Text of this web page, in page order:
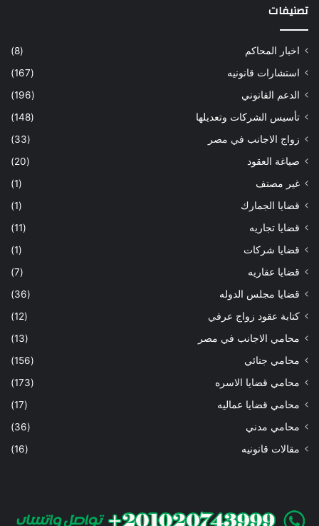
تصنيفات
اخبار المحاكم
(8)
استشارات قانونيه
(167)
الدعم القانوني
(196)
تأسيس الشركات وتعديلها
(148)
زواج الاجانب في مصر
(33)
صياغة العقود
(20)
غير مصنف
(1)
قضايا الجمارك
(1)
قضايا تجاريه
(11)
قضايا شركات
(1)
قضايا عقاريه
(7)
قضايا مجلس الدوله
(36)
كتابة عقود زواج عرفي
(12)
محامي الاجانب في مصر
(13)
محامي جنائي
(156)
محامي قضايا الاسره
(173)
محامي قضايا عماليه
(17)
محامي مدني
(36)
مقالات قانونيه
(16)